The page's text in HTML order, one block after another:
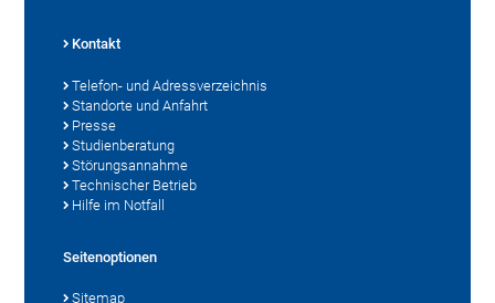
Kontakt
Telefon- und Adressverzeichnis
Standorte und Anfahrt
Presse
Studienberatung
Störungsannahme
Technischer Betrieb
Hilfe im Notfall
Seitenoptionen
Sitemap